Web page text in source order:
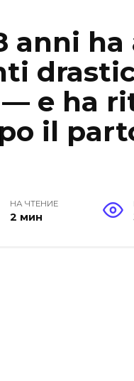
anni
e ha
il
НА ЧТЕНИЕ
2 мин